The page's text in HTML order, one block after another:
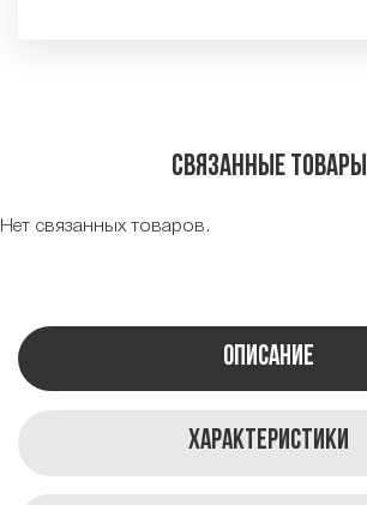
Связанные товары
Нет связанных товаров.
Описание
Характеристики